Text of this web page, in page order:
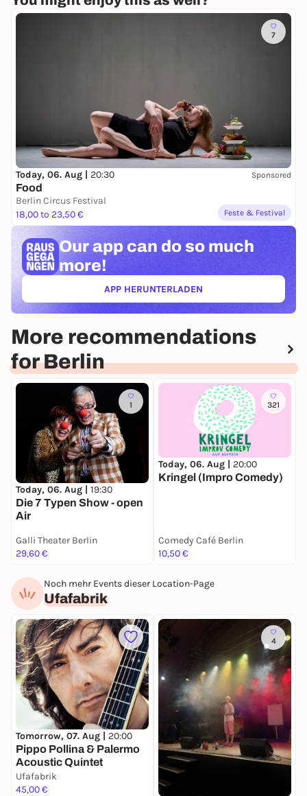
der Tod (Mist, jetzt haben wir den Trost doch
ausgeplaudert. Aber es gibt auch ganz tolle Lieder ).
überzeugt ihr euch am besten selbst.
https://www.filberlin.de/
Foto: FiL
Kassenöffnung um 19:00 Uhr
7
Today, 06. Aug | 20:30 Sponsored
Food
Berlin Circus Festival
18,00 to 23,50 €
Feste & Festival
Our app can do so much
more!
APP HERUNTERLADEN(ÖFFNET IN NEUEM TAB)
More recommendations
for Berlin
1
Today, 06. Aug | 19:30
Die 7 Typen Show - open
Air
Galli Theater Berlin
29,60 €
321
Today, 06. Aug | 20:00
Kringel (Impro Comedy)
Comedy Café Berlin
10,50 €
Noch mehr Events dieser Location-Page
Ufafabrik
Tomorrow, 07. Aug | 20:00
Pippo Pollina & Palermo
Acoustic Quintet
Ufafabrik
45,00 €
4